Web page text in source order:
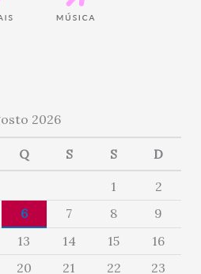
2026
Q S S D
1
2
6 7 8
9
13 14 15
16
20 21 22
23